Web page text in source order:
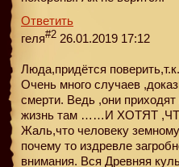
Ответить
геля#2 26.01.2019 17:12
Люда,придётся
Очень много случаев
смерти. Ведь ,они
жизнь там ……И ХОТЯТ
Жаль,что человеку
почему то издревле
внимания. Вся Древняя